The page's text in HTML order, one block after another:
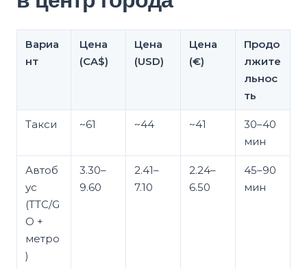
Вариа
нт
Цена
(CA$)
Цена
(USD)
Цена
(€)
Продо
лжите
льнос
ть
Такси ~61 ~44 ~41
30–40
мин
Автоб
ус
(TTC/G
O +
метро
)
3.30–
9.60
2.41–
7.10
2.24–
6.50
45–90
мин